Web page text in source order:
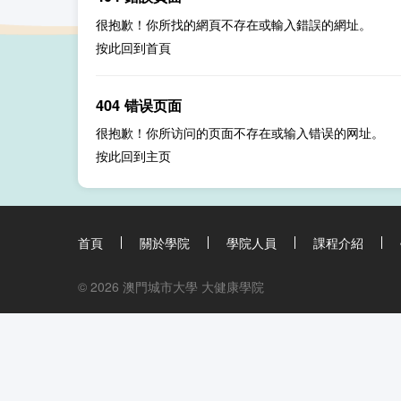
很抱歉！你所找的網頁不存在或輸入錯誤的網址。
按此回到首頁
404 错误页面
很抱歉！你所访问的页面不存在或输入错误的网址。
按此回到主页
首頁 關於學院 學院人員 課程介紹
© 2026 澳門城市大學 大健康學院